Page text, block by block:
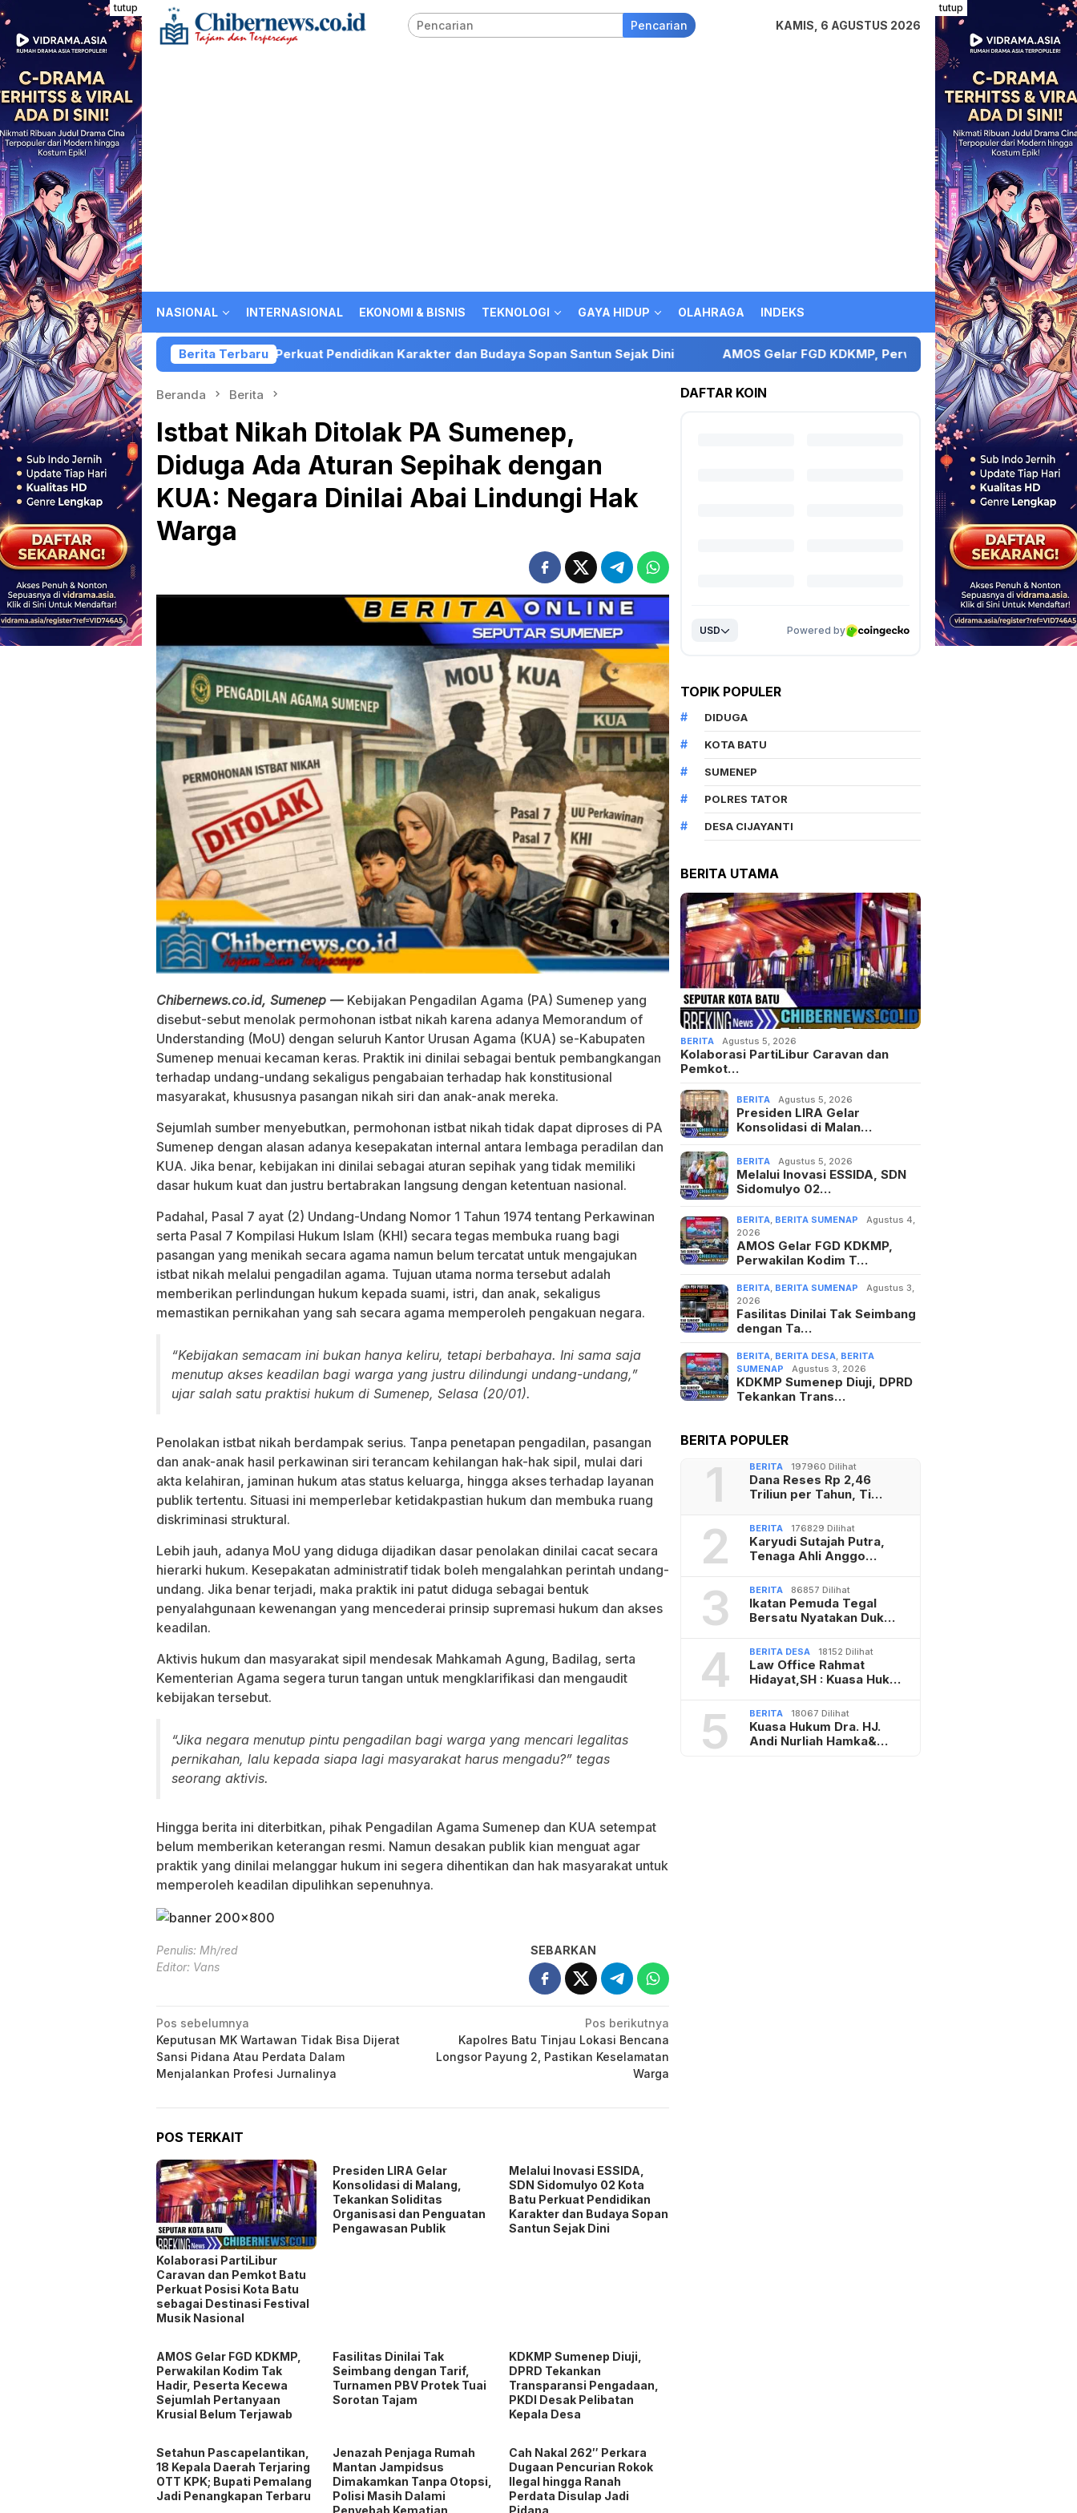
Loncat
ke
konten
tutup tutup
Pencarian KAMIS, 6 AGUSTUS 2026
NASIONAL INTERNASIONAL EKONOMI & BISNIS TEKNOLOGI GAYA HIDUP OLAHRAGA INDEKS
Berita Terbaru
Sidomulyo 02 Kota Batu Perkuat Pendidikan Karakter dan Budaya Sopan Santun Sejak Dini AMOS Gelar FGD KDKMP, Perwakilan Kodim Tak Hadir, Peserta Kecewa
Beranda Berita
Istbat Nikah Ditolak PA Sumenep,
Diduga Ada Aturan Sepihak dengan
KUA: Negara Dinilai Abai Lindungi Hak
Warga
Chibernews.co.id, Sumenep — Kebijakan Pengadilan Agama (PA) Sumenep yang
disebut-sebut menolak permohonan istbat nikah karena adanya Memorandum of
Understanding (MoU) dengan seluruh Kantor Urusan Agama (KUA) se-Kabupaten
Sumenep menuai kecaman keras. Praktik ini dinilai sebagai bentuk pembangkangan
terhadap undang-undang sekaligus pengabaian terhadap hak konstitusional
masyarakat, khususnya pasangan nikah siri dan anak-anak mereka.
Sejumlah sumber menyebutkan, permohonan istbat nikah tidak dapat diproses di PA
Sumenep dengan alasan adanya kesepakatan internal antara lembaga peradilan dan
KUA. Jika benar, kebijakan ini dinilai sebagai aturan sepihak yang tidak memiliki
dasar hukum kuat dan justru bertabrakan langsung dengan ketentuan nasional.
Padahal, Pasal 7 ayat (2) Undang-Undang Nomor 1 Tahun 1974 tentang Perkawinan
serta Pasal 7 Kompilasi Hukum Islam (KHI) secara tegas membuka ruang bagi
pasangan yang menikah secara agama namun belum tercatat untuk mengajukan
istbat nikah melalui pengadilan agama. Tujuan utama norma tersebut adalah
memberikan perlindungan hukum kepada suami, istri, dan anak, sekaligus
memastikan pernikahan yang sah secara agama memperoleh pengakuan negara.
“Kebijakan semacam ini bukan hanya keliru, tetapi berbahaya. Ini sama saja
menutup akses keadilan bagi warga yang justru dilindungi undang-undang,”
ujar salah satu praktisi hukum di Sumenep, Selasa (20/01).
Penolakan istbat nikah berdampak serius. Tanpa penetapan pengadilan, pasangan
dan anak-anak hasil perkawinan siri terancam kehilangan hak-hak sipil, mulai dari
akta kelahiran, jaminan hukum atas status keluarga, hingga akses terhadap layanan
publik tertentu. Situasi ini memperlebar ketidakpastian hukum dan membuka ruang
diskriminasi struktural.
Lebih jauh, adanya MoU yang diduga dijadikan dasar penolakan dinilai cacat secara
hierarki hukum. Kesepakatan administratif tidak boleh mengalahkan perintah undang-
undang. Jika benar terjadi, maka praktik ini patut diduga sebagai bentuk
penyalahgunaan kewenangan yang mencederai prinsip supremasi hukum dan akses
keadilan.
Aktivis hukum dan masyarakat sipil mendesak Mahkamah Agung, Badilag, serta
Kementerian Agama segera turun tangan untuk mengklarifikasi dan mengaudit
kebijakan tersebut.
“Jika negara menutup pintu pengadilan bagi warga yang mencari legalitas
pernikahan, lalu kepada siapa lagi masyarakat harus mengadu?” tegas
seorang aktivis.
Hingga berita ini diterbitkan, pihak Pengadilan Agama Sumenep dan KUA setempat
belum memberikan keterangan resmi. Namun desakan publik kian menguat agar
praktik yang dinilai melanggar hukum ini segera dihentikan dan hak masyarakat untuk
memperoleh keadilan dipulihkan sepenuhnya.
Penulis: Mh/red
Editor: Vans
SEBARKAN
Navigasi
pos
Pos sebelumnya
Keputusan MK Wartawan Tidak Bisa Dijerat
Sansi Pidana Atau Perdata Dalam
Menjalankan Profesi Jurnalinya
Pos berikutnya
Kapolres Batu Tinjau Lokasi Bencana
Longsor Payung 2, Pastikan Keselamatan
Warga
POS TERKAIT
Kolaborasi PartiLibur
Caravan dan Pemkot Batu
Perkuat Posisi Kota Batu
sebagai Destinasi Festival
Musik Nasional
Presiden LIRA Gelar
Konsolidasi di Malang,
Tekankan Soliditas
Organisasi dan Penguatan
Pengawasan Publik
Melalui Inovasi ESSIDA,
SDN Sidomulyo 02 Kota
Batu Perkuat Pendidikan
Karakter dan Budaya Sopan
Santun Sejak Dini
AMOS Gelar FGD KDKMP,
Perwakilan Kodim Tak
Hadir, Peserta Kecewa
Sejumlah Pertanyaan
Krusial Belum Terjawab
Fasilitas Dinilai Tak
Seimbang dengan Tarif,
Turnamen PBV Protek Tuai
Sorotan Tajam
KDKMP Sumenep Diuji,
DPRD Tekankan
Transparansi Pengadaan,
PKDI Desak Pelibatan
Kepala Desa
Setahun Pascapelantikan,
18 Kepala Daerah Terjaring
OTT KPK; Bupati Pemalang
Jadi Penangkapan Terbaru
Jenazah Penjaga Rumah
Mantan Jampidsus
Dimakamkan Tanpa Otopsi,
Polisi Masih Dalami
Penyebab Kematian
Cah Nakal 262″ Perkara
Dugaan Pencurian Rokok
Ilegal hingga Ranah
Perdata Disulap Jadi
Pidana
DAFTAR KOIN
TOPIK POPULER
DIDUGA
KOTA BATU
SUMENEP
POLRES TATOR
DESA CIJAYANTI
BERITA UTAMA
BERITA Agustus 5, 2026
Kolaborasi PartiLibur Caravan dan
Pemkot…
BERITA Agustus 5, 2026
Presiden LIRA Gelar
Konsolidasi di Malan…
BERITA Agustus 5, 2026
Melalui Inovasi ESSIDA, SDN
Sidomulyo 02…
BERITA BERITA SUMENAP
Agustus 4,
2026
AMOS Gelar FGD KDKMP,
Perwakilan Kodim T…
BERITA BERITA SUMENAP
Agustus 3,
2026
Fasilitas Dinilai Tak Seimbang
dengan Ta…
BERITA BERITA DESA BERITA
SUMENAP
Agustus 3, 2026
KDKMP Sumenep Diuji, DPRD
Tekankan Trans…
BERITA POPULER
1 BERITA 197960 Dilihat
Dana Reses Rp 2,46
Triliun per Tahun, Ti…
2 BERITA 176829 Dilihat
Karyudi Sutajah Putra,
Tenaga Ahli Anggo…
3 BERITA 86857 Dilihat
Ikatan Pemuda Tegal
Bersatu Nyatakan Duk…
4 BERITA DESA 18152 Dilihat
Law Office Rahmat
Hidayat,SH : Kuasa Huk…
5 BERITA 18067 Dilihat
Kuasa Hukum Dra. HJ.
Andi Nurliah Hamka&…